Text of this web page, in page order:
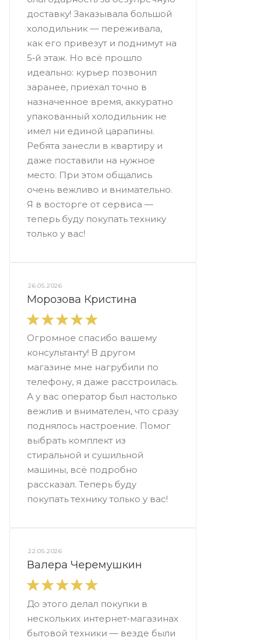
доставку! Заказывала большой
холодильник — переживала,
как его привезут и поднимут на
5‑й этаж. Но всё прошло
идеально: курьер позвонил
заранее, приехал точно в
назначенное время, аккуратно
упакованный холодильник не
имел ни единой царапины.
Ребята занесли в квартиру и
даже поставили на нужное
место. При этом общались
очень вежливо и внимательно.
Я в восторге от сервиса —
теперь буду покупать технику
только у вас!
26.05.2026
Морозова Кристина
Огромное спасибо вашему
консультанту! В другом
магазине мне нагрубили по
телефону, я даже расстроилась.
А у вас оператор был настолько
вежлив и внимателен, что сразу
поднялось настроение. Помог
выбрать комплект из
стиральной и сушильной
машины, всё подробно
рассказал. Теперь буду
покупать технику только у вас!
22.05.2026
Валера Черемушкин
До этого делал покупки в
нескольких интернет‑магазинах
бытовой техники — везде были